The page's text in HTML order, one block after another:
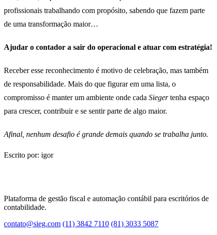
profissionais trabalhando com propósito, sabendo que fazem parte
de uma transformação maior…
Ajudar o contador a sair do operacional e atuar com estratégia!
Receber esse reconhecimento é motivo de celebração, mas também
de responsabilidade. Mais do que figurar em uma lista, o
compromisso é manter um ambiente onde cada Siegertenha espaço
para crescer, contribuir e se sentir parte de algo maior.
Afinal, nenhum desafio é grande demais quando se trabalha junto.
Escrito por: igor
Plataforma de gestão fiscal e automação contábil para escritórios de
contabilidade.
contato@sieg.com (11) 3842 7110 (81) 3033 5087